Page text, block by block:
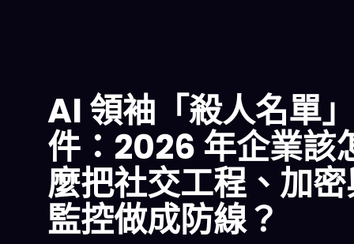
AI 領袖「殺人名單
件：2026 年企業該
麼把社交工程、加
監控做成防線？